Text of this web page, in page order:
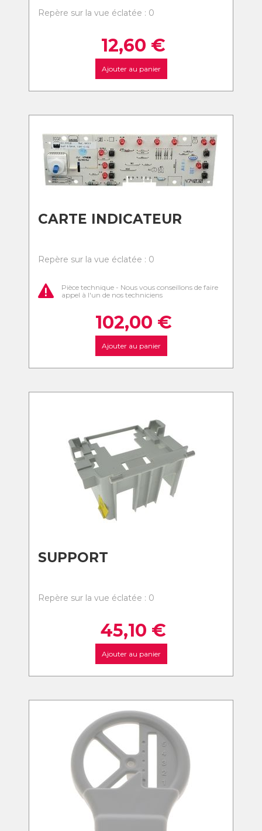
Repère sur la vue éclatée : 0
12,60 €
Ajouter au panier
CARTE INDICATEUR
Repère sur la vue éclatée : 0
Pièce technique - Nous vous conseillons de faire
appel à l'un de nos techniciens
102,00 €
Ajouter au panier
SUPPORT
Repère sur la vue éclatée : 0
45,10 €
Ajouter au panier